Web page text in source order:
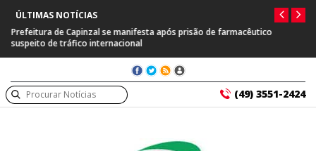
ÚLTIMAS NOTÍCIAS
Prefeitura de Capinzal se manifesta após prisão de farmacêutico
suspeito de tráfico internacional
(49) 3551-2424